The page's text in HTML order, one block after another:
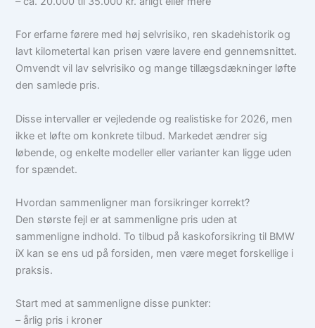
For erfarne førere med høj selvrisiko, ren skadehistorik og
lavt kilometertal kan prisen være lavere end gennemsnittet.
Omvendt vil lav selvrisiko og mange tillægsdækninger løfte
den samlede pris.
Disse intervaller er vejledende og realistiske for 2026, men
ikke et løfte om konkrete tilbud. Markedet ændrer sig
løbende, og enkelte modeller eller varianter kan ligge uden
for spændet.
Hvordan sammenligner man forsikringer korrekt?
Den største fejl er at sammenligne pris uden at
sammenligne indhold. To tilbud på kaskoforsikring til BMW
iX kan se ens ud på forsiden, men være meget forskellige i
praksis.
Start med at sammenligne disse punkter:
– årlig pris i kroner